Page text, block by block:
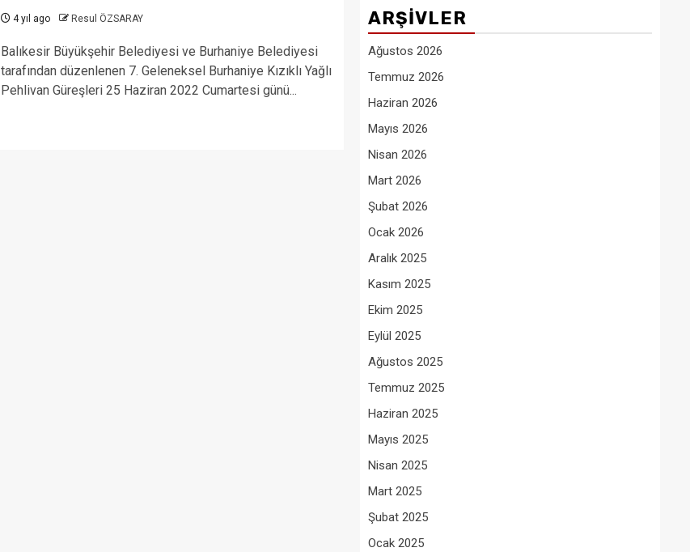
4 yıl ago Resul ÖZSARAY
Balıkesir Büyükşehir Belediyesi ve Burhaniye Belediyesi
tarafından düzenlenen 7. Geleneksel Burhaniye Kızıklı Yağlı
Pehlivan Güreşleri 25 Haziran 2022 Cumartesi günü...
ARŞIVLER
Ağustos 2026
Temmuz 2026
Haziran 2026
Mayıs 2026
Nisan 2026
Mart 2026
Şubat 2026
Ocak 2026
Aralık 2025
Kasım 2025
Ekim 2025
Eylül 2025
Ağustos 2025
Temmuz 2025
Haziran 2025
Mayıs 2025
Nisan 2025
Mart 2025
Şubat 2025
Ocak 2025